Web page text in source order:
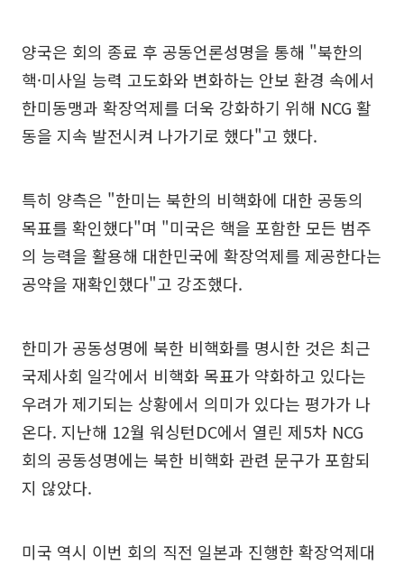
양국은 회의 종료 후 공동언론성명을 통해 "북한의
핵·미사일 능력 고도화와 변화하는 안보 환경 속에서
한미동맹과 확장억제를 더욱 강화하기 위해 NCG 활
동을 지속 발전시켜 나가기로 했다"고 했다.
특히 양측은 "한미는 북한의 비핵화에 대한 공동의
목표를 확인했다"며 "미국은 핵을 포함한 모든 범주
의 능력을 활용해 대한민국에 확장억제를 제공한다는
공약을 재확인했다"고 강조했다.
한미가 공동성명에 북한 비핵화를 명시한 것은 최근
국제사회 일각에서 비핵화 목표가 약화하고 있다는
우려가 제기되는 상황에서 의미가 있다는 평가가 나
온다. 지난해 12월 워싱턴DC에서 열린 제5차 NCG
회의 공동성명에는 북한 비핵화 관련 문구가 포함되
지 않았다.
미국 역시 이번 회의 직전 일본과 진행한 확장억제대